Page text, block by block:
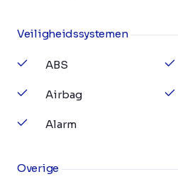
Veiligheidssystemen
ABS
Airbag
Alarm
Overige